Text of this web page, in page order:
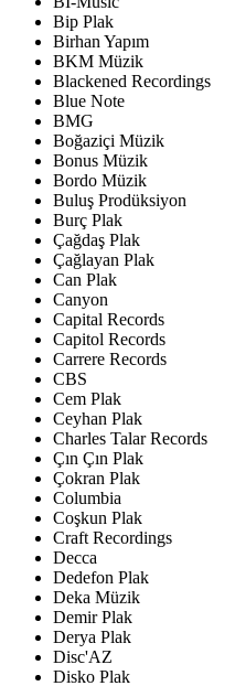
Bip Plak
Birhan Yapım
BKM Müzik
Blackened Recordings
Blue Note
BMG
Boğaziçi Müzik
Bonus Müzik
Bordo Müzik
Buluş Prodüksiyon
Burç Plak
Çağdaş Plak
Çağlayan Plak
Can Plak
Canyon
Capital Records
Capitol Records
Carrere Records
CBS
Cem Plak
Ceyhan Plak
Charles Talar Records
Çın Çın Plak
Çokran Plak
Columbia
Coşkun Plak
Craft Recordings
Decca
Dedefon Plak
Deka Müzik
Demir Plak
Derya Plak
Disc'AZ
Disko Plak